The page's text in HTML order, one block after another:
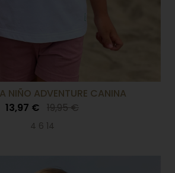
NIÑO ADVENTURE CANINA
13,97 € 19,95 €
4 6 14